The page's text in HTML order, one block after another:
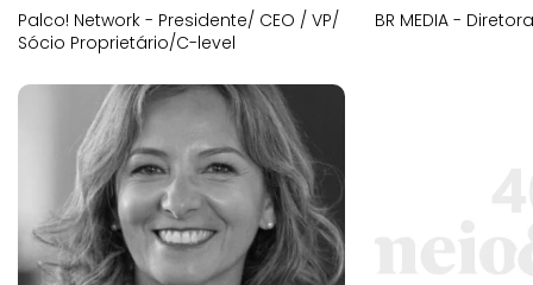
Palco! Network - Presidente/ CEO / VP/
Sócio Proprietário/C-level
BR MEDIA -